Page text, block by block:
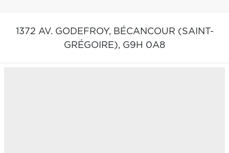
1372 AV. GODEFROY, BÉCANCOUR (SAINT-
GRÉGOIRE), G9H 0A8